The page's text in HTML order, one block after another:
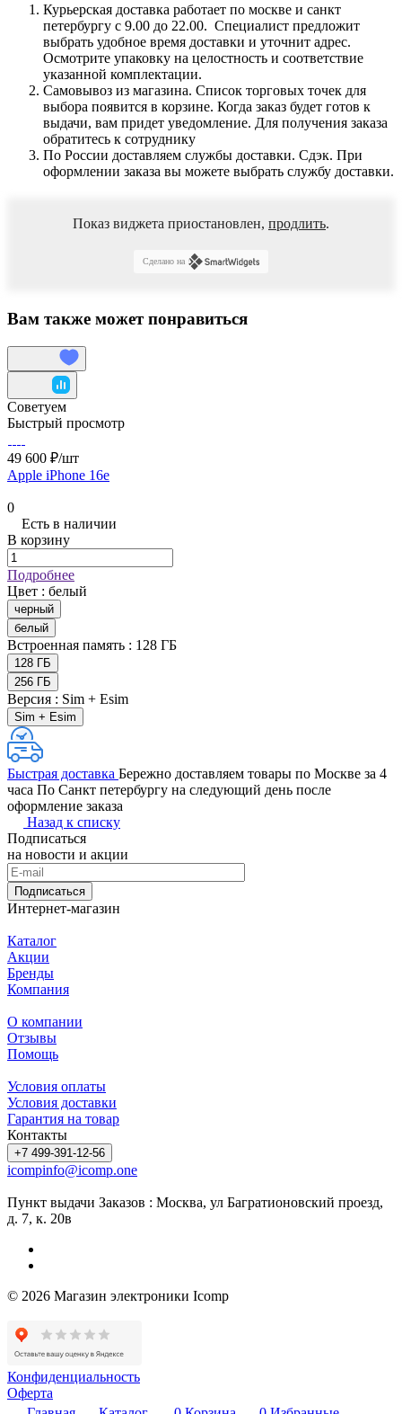
Курьерская доставка работает по москве и санкт
петербургу с 9.00 до 22.00. Специалист предложит
выбрать удобное время доставки и уточнит адрес.
Осмотрите упаковку на целостность и соответствие
указанной комплектации.
Самовывоз из магазина. Список торговых точек для
выбора появится в корзине. Когда заказ будет готов к
выдачи, вам придет уведомление. Для получения заказа
обратитесь к сотруднику
По России доставляем службы доставки. Сдэк. При
оформлении заказа вы можете выбрать службу доставки.
Показ виджета приостановлен, продлить.
Сделано на
Вам также может понравиться
Советуем
Быстрый просмотр
49 600 ₽/шт
Apple iPhone 16e
0
Есть в наличии
В корзину
Подробнее
Цвет : белый
черный
белый
Встроенная память : 128 ГБ
128 ГБ
256 ГБ
Версия : Sim + Esim
Sim + Esim
Быстрая доставка Бережно доставляем товары по Москве за 4
часа По Санкт петербургу на следующий день после
оформление заказа
Назад к списку
Подписаться
на новости и акции
Подписаться
Интернет-магазин
Каталог
Акции
Бренды
Компания
О компании
Отзывы
Помощь
Условия оплаты
Условия доставки
Гарантия на товар
Контакты
+7 499-391-12-56
icompinfo@icomp.one
Пункт выдачи Заказов : Москва, ул Багратионовский проезд,
д. 7, к. 20в
© 2026 Магазин электроники Icomp
Конфиденциальность
Оферта